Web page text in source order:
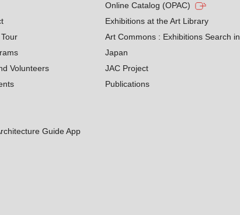
Volunteers
Guide App
Online Catalog (OPAC)
Exhibitions at the Art Library
Art Commons : Exhibitions Search in
Japan
JAC Project
Publications